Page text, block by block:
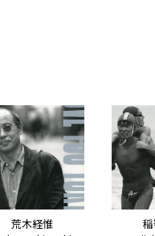
荒木経惟